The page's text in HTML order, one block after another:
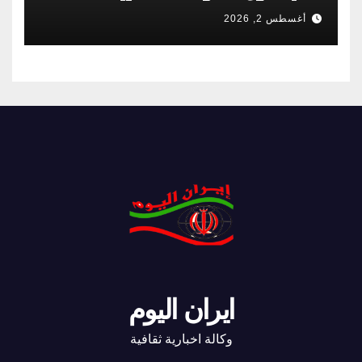
أغسطس 2, 2026
ايران اليوم
وكالة اخبارية ثقافية